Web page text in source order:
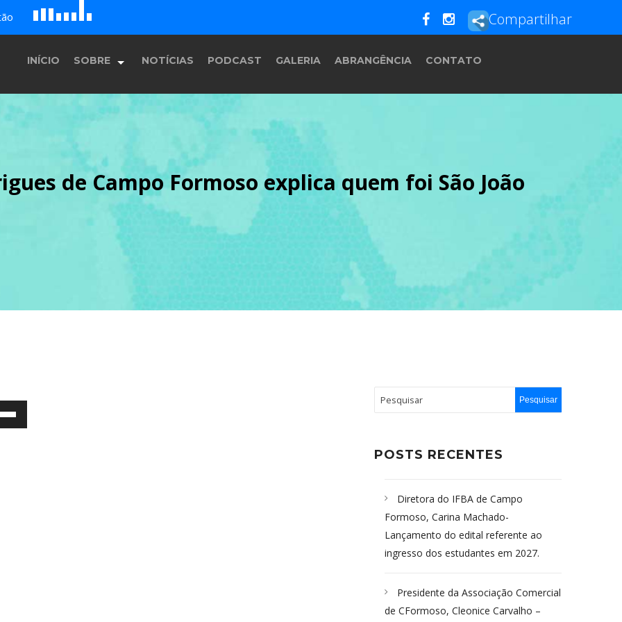
B c
E F G Compartilhar
INÍCIO SOBRE
História
Equipe
Programação
NOTÍCIAS PODCAST GALERIA ABRANGÊNCIA CONTATO
de Campo Formoso explica quem foi São João
POSTS RECENTES
Diretora do IFBA de Campo
Formoso, Carina Machado-
Lançamento do edital referente ao
ingresso dos estudantes em 2027.
Presidente da Associação Comercial
de CFormoso, Cleonice Carvalho –